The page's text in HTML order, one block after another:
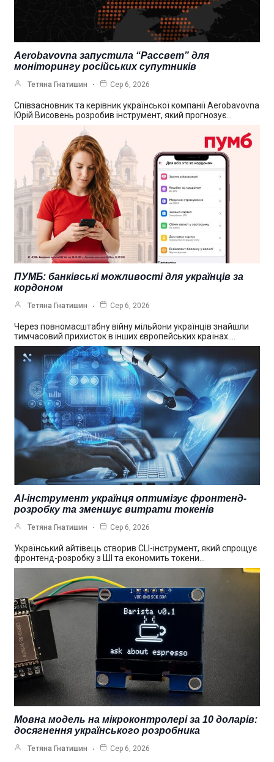
Aerobavovna запустила “Рассвет” для
моніторингу російських супутників
Тетяна Гнатишин Сер 6, 2026
Співзасновник та керівник української компанії Aerobavovna
Юрій Висовень розробив інструмент, який прогнозує…
ПУМБ: банківські можливості для українців за
кордоном
Тетяна Гнатишин Сер 6, 2026
Через повномасштабну війну мільйони українців знайшли
тимчасовий прихисток в інших європейських країнах.…
AI-інструмент українця оптимізує фронтенд-
розробку та зменшує витрати токенів
Тетяна Гнатишин Сер 6, 2026
Український айтівець створив CLI-інструмент, який спрощує
фронтенд-розробку з ШІ та економить токени…
Мовна модель на мікроконтролері за 10 доларів:
досягнення українського розробника
Тетяна Гнатишин Сер 6, 2026